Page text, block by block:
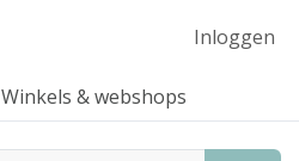
Inloggen
Winkels & webshops